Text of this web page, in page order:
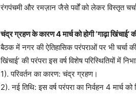
रंगपंचमी और रमज़ान जैसे पर्वों को लेकर विस्तृत
चंद्र ग्रहण के कारण 4 मार्च को होगी ‘गाढ़ा खिंचाई’
बैठक में नगर की ऐतिहासिक परंपराओं पर भी चर्चा
खिंचाई’ की परंपरा इस वर्ष विशेष परिस्थितियों में
1). परिवर्तन का कारण: चंद्र ग्रहण।
2). नई तिथि: इस वर्ष परंपरा का निर्वहन 4 मार्च को